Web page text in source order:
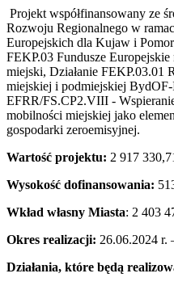
Projekt współfinansowany ze
Rozwoju Regionalnego w
Europejskich dla Kujaw i
FEKP.03 Fundusze
miejski, Działanie FEKP.03.01
miejskiej i podmiejskiej BydOF-
EFRR/FS.CP2.VIII -
mobilności miejskiej jako
gospodarki zeroemisyjnej.
Wartość projektu: 2 917
Wysokość dofinansowania:
Wkład własny Miasta: 2 403
Okres realizacji: 26.06.2024 r.
Działania, które będą